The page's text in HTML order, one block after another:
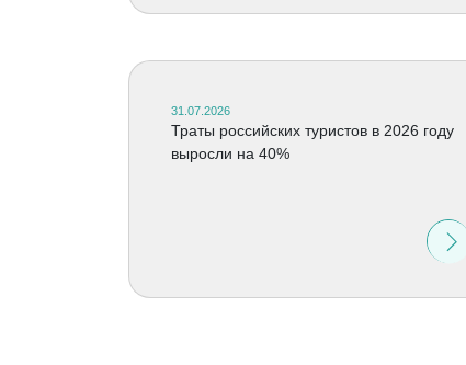
31.07.2026
Траты российских туристов в 2026 году
выросли на 40%